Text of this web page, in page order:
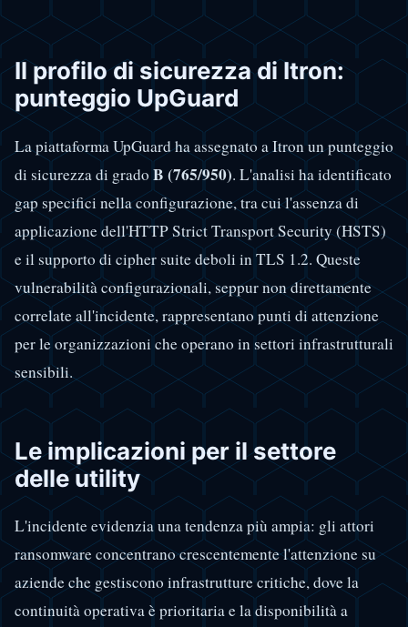
Il profilo di sicurezza di Itron:
punteggio UpGuard
La piattaforma UpGuard ha assegnato a Itron un punteggio
di sicurezza di grado B (765/950). L'analisi ha identificato
gap specifici nella configurazione, tra cui l'assenza di
applicazione dell'HTTP Strict Transport Security (HSTS)
e il supporto di cipher suite deboli in TLS 1.2. Queste
vulnerabilità configurazionali, seppur non direttamente
correlate all'incidente, rappresentano punti di attenzione
per le organizzazioni che operano in settori infrastrutturali
sensibili.
Le implicazioni per il settore
delle utility
L'incidente evidenzia una tendenza più ampia: gli attori
ransomware concentrano crescentemente l'attenzione su
aziende che gestiscono infrastrutture critiche, dove la
continuità operativa è prioritaria e la disponibilità a